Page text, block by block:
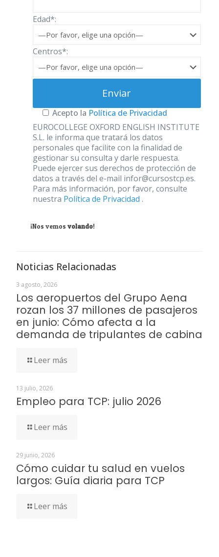
Edad*:
Centros*:
Acepto la Política de Privacidad
EUROCOLLEGE OXFORD ENGLISH INSTITUTE
S.L. le informa que tratará los datos
personales que facilite con la finalidad de
gestionar su consulta y darle respuesta.
Puede ejercer sus derechos de protección de
datos a través del e-mail infor@cursostcp.es.
Para más información, por favor, consulte
nuestra Política de Privacidad .
¡Nos vemos volando!
Noticias Relacionadas
3 agosto, 2026
Los aeropuertos del Grupo Aena
rozan los 37 millones de pasajeros
en junio: Cómo afecta a la
demanda de tripulantes de cabina
Leer más
13 julio, 2026
Empleo para TCP: julio 2026
Leer más
29 junio, 2026
Cómo cuidar tu salud en vuelos
largos: Guía diaria para TCP
Leer más